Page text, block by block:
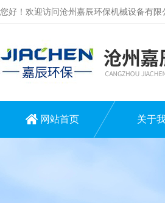
您好！欢迎访问沧州嘉辰环保机械设备有限
网站首页 关于